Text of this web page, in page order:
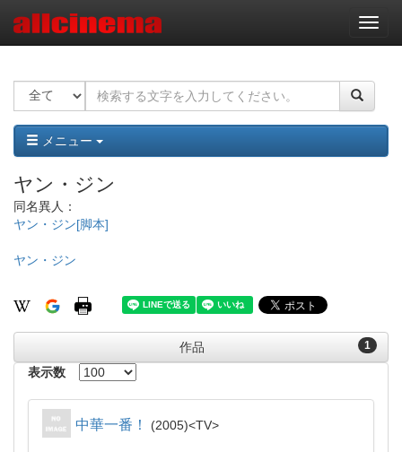
ナ
ビ
ー
ョ
ン
メニュー
ヤン・ジン
同名異人：
ヤン・ジン[脚本]
ヤン・ジン
1
作品
表示数
中華一番！ 2005 TV